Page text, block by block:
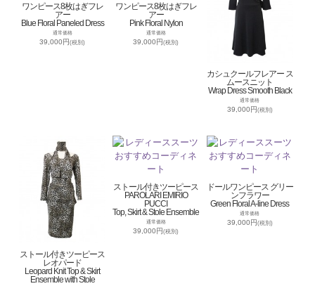
ワンピース8枚はぎフレ
アー
Blue Floral Paneled Dress
通常価格
39,000円(税別)
ワンピース8枚はぎフレ
アー
Pink Floral Nylon
通常価格
39,000円(税別)
カシュクールフレアー ス
ムースニット
Wrap Dress Smooth Black
通常価格
39,000円(税別)
ストール付きツーピース
レオパード
Leopard Knit Top & Skirt
Ensemble with Stole
ストール付きツーピース
PAROLARI EMIRIO
PUCCI
Top, Skirt & Stole Ensemble
通常価格
39,000円(税別)
ドールワンピース グリー
ンフラワー
Green Floral A-line Dress
通常価格
39,000円(税別)